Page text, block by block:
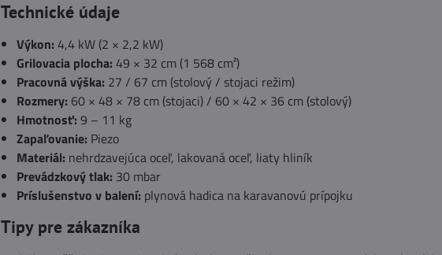
Technické údaje
Výkon: 4,4 kW (2 × 2,2 kW)
Grilovacia plocha: 49 × 32 cm (1 568 cm²)
Pracovná výška: 27 / 67 cm (stolový / stojaci režim)
Rozmery: 60 × 48 × 78 cm (stojaci) / 60 × 42 × 36 cm (stolový)
Hmotnosť: 9 – 11 kg
Zapaľovanie: Piezo
Materiál: nehrdzavejúca oceľ, lakovaná oceľ, liaty hliník
Prevádzkový tlak: 30 mbar
Príslušenstvo v balení: plynová hadica na karavanovú prípojku
Tipy pre zákazníka